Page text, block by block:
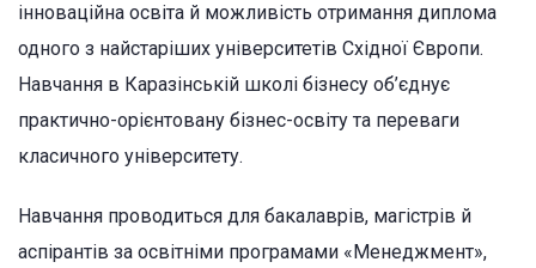
інноваційна освіта й можливість отримання диплома
одного з найстаріших університетів Східної Європи.
Навчання в Каразінській школі бізнесу об’єднує
практично-орієнтовану бізнес-освіту та переваги
класичного університету.
Навчання проводиться для бакалаврів, магістрів й
аспірантів за освітніми програмами «Менеджмент»,